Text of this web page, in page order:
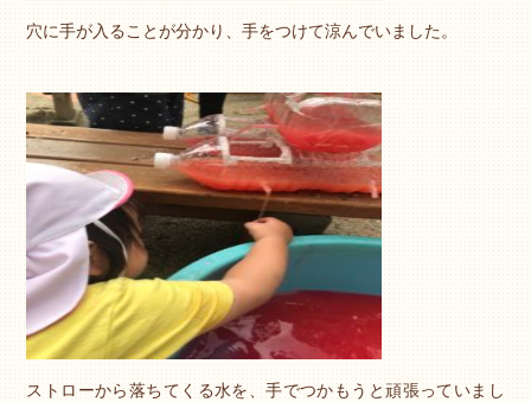
穴に手が入ることが分かり、手をつけて涼んでいました。
ストローから落ちてくる水を、手でつかもうと頑張っていまし